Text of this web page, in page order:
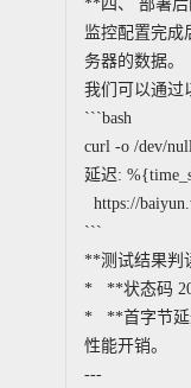
**四、 部署
监控配置完成
务器的数据。
我们可以通过
```bash
curl -o /dev/
延迟:
https://
```
**测试结果判
* **状态码
* **首字节延
性能开销。
---